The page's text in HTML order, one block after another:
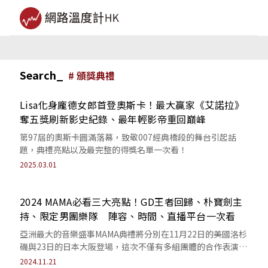
Search_ # 頒獎典禮
Lisa化身龐德女郎首登奧斯卡！最大贏家《艾諾拉》
奪五獎刷新影史紀錄、最年輕影帝重回巔峰
第97屆的奧斯卡圓滿落幕，致敬007經典橋段的舞台引起話
題，典禮亮點以及最完整的得獎名單一次看！
2025.03.01
2024 MAMA必看三大亮點！GD王者回歸、朴寶劍主
持、限定男團樂隊 陣容、時間、直播平台一次看
亞洲最大的音樂盛事MAMA典禮將分別在11月22日的美國洛杉
磯與23日的日本大阪登場，這次不僅有多組團體的合作表演，
更有韓流王者G-Dragon...
2024.11.21